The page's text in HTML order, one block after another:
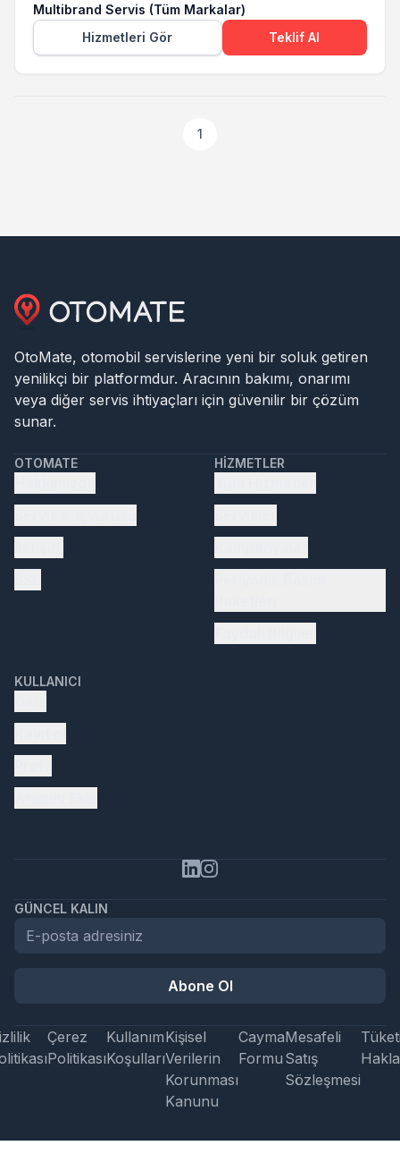
Multibrand Servis (Tüm Markalar)
Hizmetleri Gör
Teklif Al
1
OtoMate, otomobil servislerine yeni bir soluk getiren
yenilikçi bir platformdur. Aracının bakımı, onarımı
veya diğer servis ihtiyaçları için güvenilir bir çözüm
sunar.
OTOMATE HIZMETLER
KULLANICI
GÜNCEL KALIN
Abone Ol
Çerez
Politikası
Kullanım
Koşulları
Kişisel
Verilerin
Korunması
Kanunu
Cayma
Formu
Mesafeli
Satış
Sözleşmesi